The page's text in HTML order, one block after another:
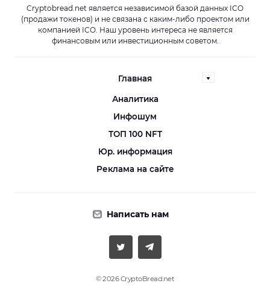
Cryptobread.net является независимой базой данных ICO
(продажи токенов) и не связана с каким-либо проектом или
компанией ICO. Наш уровень интереса не является
финансовым или инвестиционным советом.
Главная
Аналитика
Инфошум
ТОП 100 NFT
Юр. информация
Реклама на сайте
Написать нам
© 2026 CryptoBread.net